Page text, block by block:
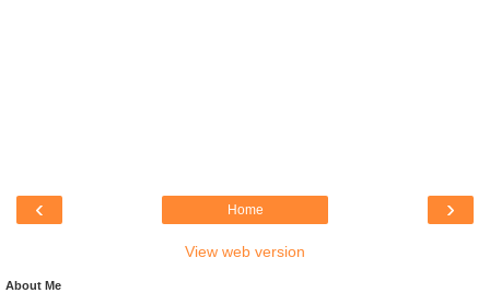
‹ ›
Home
View web version
About Me